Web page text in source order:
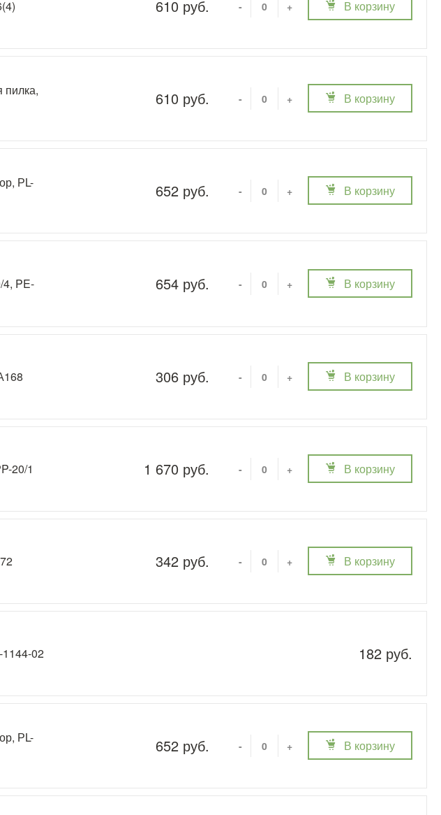
610 руб. - + В корзину
пилка,
610 руб. - + В корзину
РL-
652 руб. - + В корзину
4, PE-
654 руб. - + В корзину
306 руб. - + В корзину
20/1 1 670 руб. - + В корзину
342 руб. - + В корзину
1144-02 182 руб.
РL-
652 руб. - + В корзину